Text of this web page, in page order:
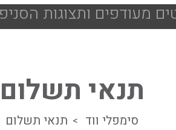
<<
תנאי תשלום
סימפלי ווד תנאי תשלום